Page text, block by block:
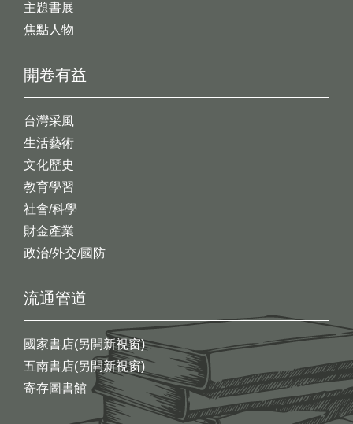
開卷有益
台灣采風
生活藝術
文化歷史
教育學習
社會/科學
財金產業
政治/外交/國防
主題書展
焦點人物
流通管道
國家書店(另開新視窗)
五南書店(另開新視窗)
寄存圖書館